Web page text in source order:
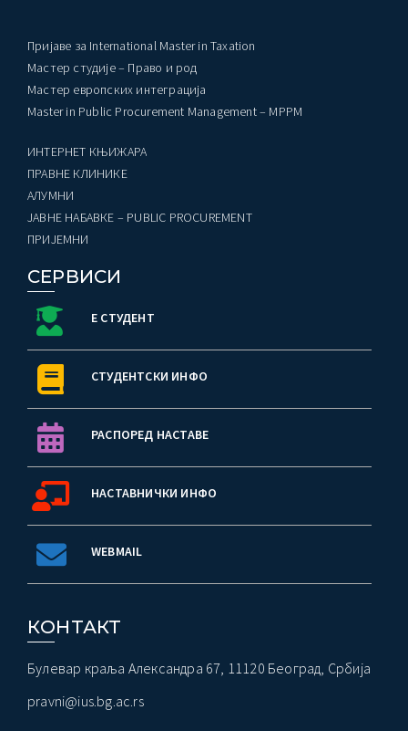
Пријаве за International Master in Taxation
Мастер студије – Право и род
Мастер европских интеграција
Master in Public Procurement Management – MPPM
ИНТЕРНЕТ КЊИЖАРА
ПРАВНЕ КЛИНИКЕ
AЛУМНИ
ЈАВНЕ НАБАВКЕ – PUBLIC PROCUREMENT
ПРИЈЕМНИ
СЕРВИСИ
Е СТУДЕНТ
СТУДЕНТСКИ ИНФО
РАСПОРЕД НАСТАВЕ
НАСТАВНИЧКИ ИНФО
WEBMAIL
КОНТАКТ
Булевар краља Александра 67, 11120 Београд, Србија
pravni@ius.bg.ac.rs